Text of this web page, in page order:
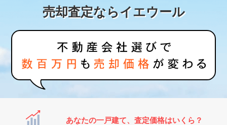
売却査定ならイエウール
あなたの一戸建て、査定価格はいくら？
不動産の売却・一括査定
家査定シミュレーター
お問い合わせ